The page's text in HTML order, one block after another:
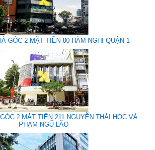
GÓC 2 MẶT TIỀN 80 HÀM NGHI QUẬN 1
2 MẶT TIỀN 211 NGUYỄN THÁI HỌC VÀ
PHẠM NGŨ LÃO